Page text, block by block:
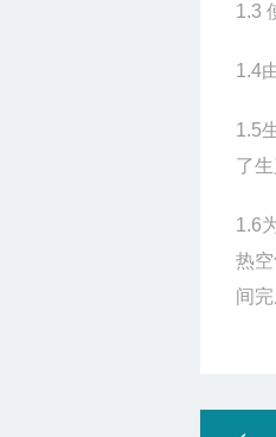
1.3
1.4
1.5
了
1.6
热
间